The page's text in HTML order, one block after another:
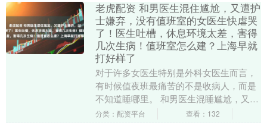
老虎配资 和男医生混住尴尬，又遭护
士嫌弃，没有值班室的女医生快虐哭
了！医生吐槽，休息环境太差，害得
几次生病！值班室怎么建？上海早就
打好样了
对于许多女医生特别是外科女医生而言，
有时候值夜班最痛苦的不是收病人，而是
不知道睡哪里。 和男医生混睡尴尬，又惨
遭护士嫌弃 一大批没有值班室的女医生快
分类：配资平台 查看：132